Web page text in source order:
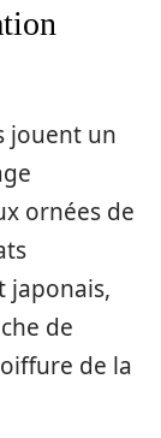
jouent un
ornées de
japonais,
de
de la